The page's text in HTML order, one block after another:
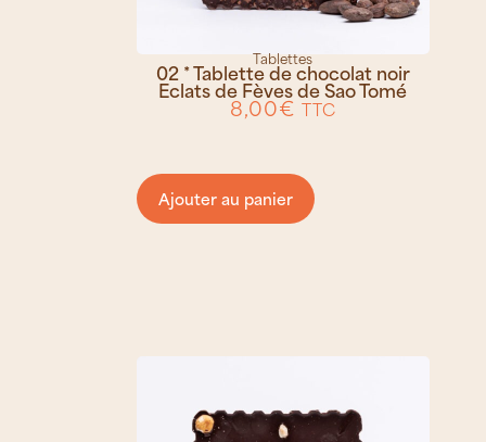
Tablettes
02 * Tablette de chocolat noir
Eclats de Fèves de Sao Tomé
8,00€ TTC
Ajouter au panier